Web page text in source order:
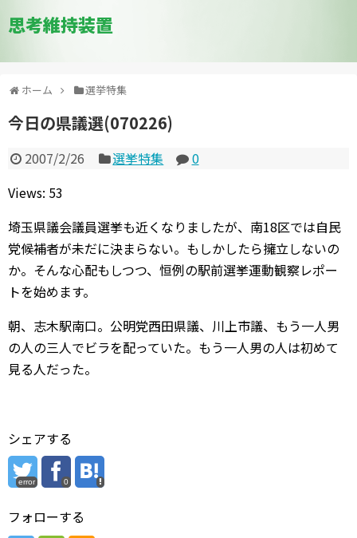
思考維持装置
ホーム 選挙特集
今日の県議選(070226)
2007/2/26 選挙特集
0
Views: 53
埼玉県議会議員選挙も近くなりましたが、南18区では自民
党候補者が未だに決まらない。もしかしたら擁立しないの
か。そんな心配もしつつ、恒例の駅前選挙運動観察レポー
トを始めます。
朝、志木駅南口。公明党西田県議、川上市議、もう一人男
の人の三人でビラを配っていた。もう一人男の人は初めて
見る人だった。
シェアする
error 0
フォローする